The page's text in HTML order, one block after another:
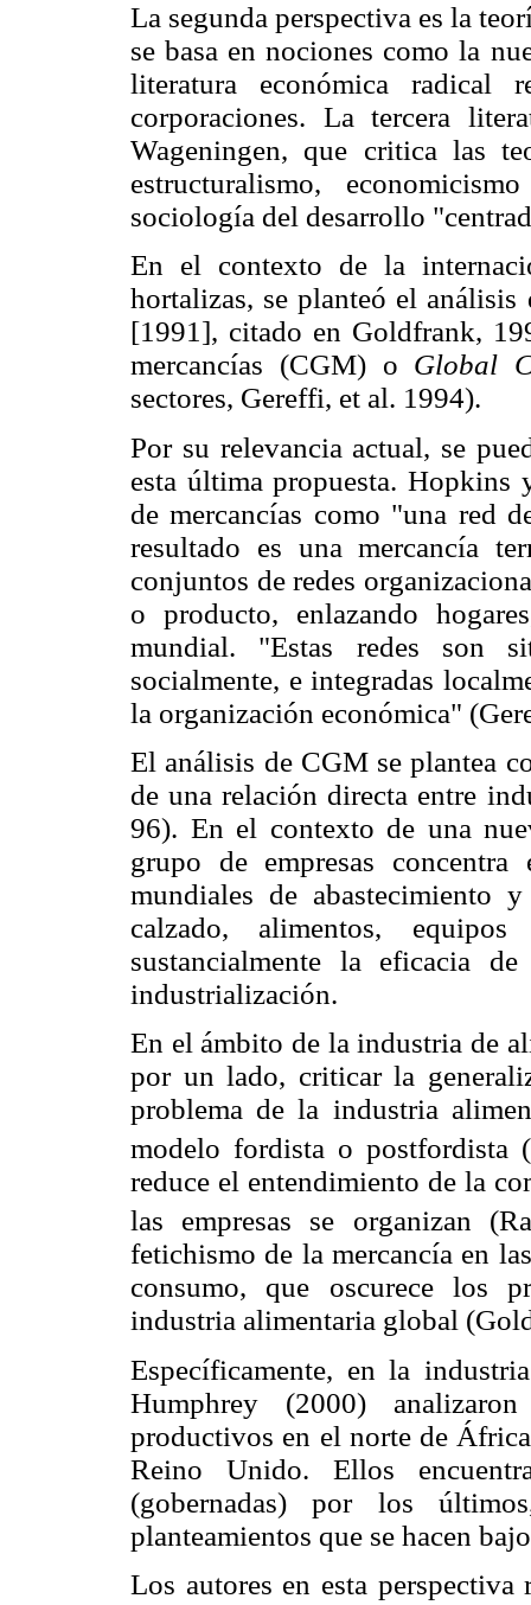
La segunda perspectiva es la
se basa en nociones como la
literatura económica radical
corporaciones. La tercera
Wageningen, que critica las
estructuralismo,
sociología del desarrollo
En el contexto de la
hortalizas, se planteó el
[1991], citado en Goldfrank,
mercancías (CGM) o Global
sectores, Gereffi, et al. 1994).
Por su relevancia actual, se
esta última propuesta. Hopkins
de mercancías como "una red
resultado es una mercancía
conjuntos de redes
o producto, enlazando
mundial. "Estas redes son
socialmente, e integradas
la organización económica"
El análisis de CGM se plantea
de una relación directa entre
96). En el contexto de una
grupo de empresas
mundiales de abastecimiento
calzado, alimentos,
sustancialmente la eficacia
industrialización.
En el ámbito de la industria de
por un lado, criticar la
problema de la industria
modelo fordista o postfordista
reduce el entendimiento de la
las empresas se organizan
fetichismo de la mercancía en
consumo, que oscurece los
industria alimentaria global
Específicamente, en la
Humphrey (2000)
productivos en el norte de
Reino Unido. Ellos
(gobernadas) por los
planteamientos que se hacen
Los autores en esta